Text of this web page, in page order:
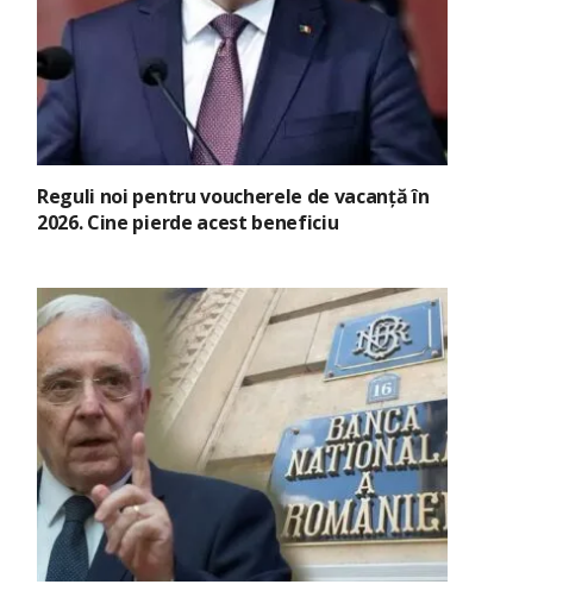
Reguli noi pentru voucherele de vacanță în
2026. Cine pierde acest beneficiu